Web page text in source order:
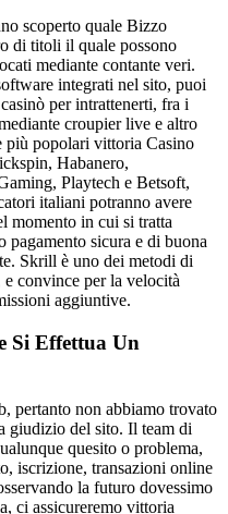
scoperto quale Bizzo
di titoli il quale possono
mediante contante veri.
integrati nel sito, puoi
per intrattenerti, fra i
croupier live e altro
popolari vittoria Casino
Habanero,
Playtech e Betsoft,
italiani potranno avere
momento in cui si tratta
pagamento sicura e di buona
Skrill è uno dei metodi di
convince per la velocità
aggiuntive.
Si Effettua Un
pertanto non abbiamo trovato
giudizio del sito. Il team di
quesito o problema,
iscrizione, transazioni online
la futuro dovessimo
ci assicureremo vittoria